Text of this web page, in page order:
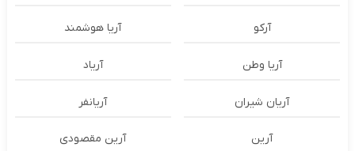
آرکو آریا هوشمند
آریا وطن آریاد
آریان شیران آریانفر
آرین آرین مقصودی